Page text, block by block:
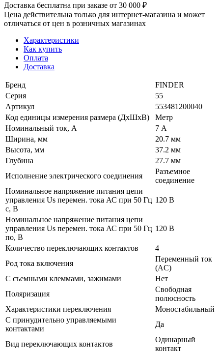
Доставка бесплатна при заказе от 30 000 ₽
Цена действительна только для интернет-магазина и может
отличаться от цен в розничных магазинах
Характеристики
Как купить
Оплата
Доставка
Бренд
FINDER
Серия
55
Артикул
553481200040
Код единицы измерения размера (ДхШхВ)
Метр
Номинальный ток, А
7 А
Ширина, мм
20.7 мм
Высота, мм
37.2 мм
Глубина
27.7 мм
Исполнение электрического соединения
Разъемное
соединение
Номинальное напряжение питания цепи
управления Us перемен. тока АС при 50 Гц
с, В
120 В
Номинальное напряжение питания цепи
управления Us перемен. тока АС при 50 Гц
по, В
120 В
Количество переключающих контактов
4
Род тока включения
Переменный ток
(AC)
С съемными клеммами, зажимами
Нет
Поляризация
Свободная
полюсность
Характеристики переключения
Моностабильный
С принудительно управляемыми
контактами
Да
Вид переключающих контактов
Одинарный
контакт